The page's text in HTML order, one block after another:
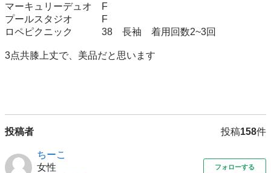
マーキュリーデュオ　F
プールスタジオ　　　F
ロペピクニック　　　38　長袖　着用回数2~3回
3点共膝上丈で、美品だと思います
投稿者 投稿158件
ちーこ
女性
フォローする